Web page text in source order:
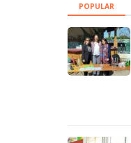
POPULAR